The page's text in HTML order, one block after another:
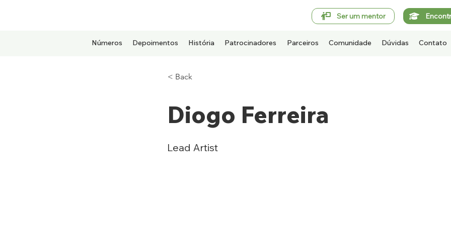
Ser um mentor
Números Depoimentos História Patrocinadores Parceiros Comunidade Dúvidas Contato
< Back
Diogo Ferreira
Lead Artist